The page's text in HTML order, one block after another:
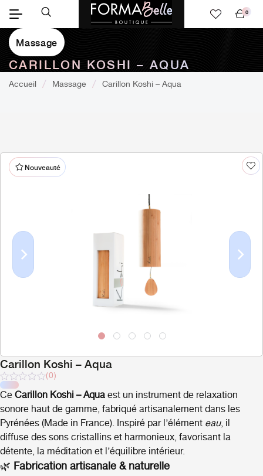
panier
0
Massage
CARILLON KOSHI – AQUA
Accueil Massage Carillon Koshi – Aqua
Nouveauté
Previous Next
Carillon Koshi – Aqua
Note
sur
(0)
CeCarillon Koshi – Aquaest un instrument de relaxation
sonore haut de gamme, fabriqué artisanalement dans les
Pyrénées (Made in France). Inspiré par l’élément eau, il
diffuse des sons cristallins et harmonieux, favorisant la
détente, la méditation et l’équilibre intérieur.
🌿 Fabrication artisanale & naturelle